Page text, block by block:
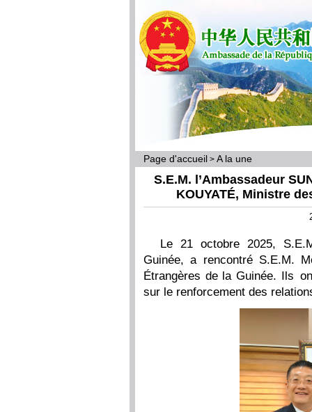
Page d'accueil > A la une
S.E.M. l’Ambassadeur
KOUYATÉ, Ministre
Le 21 octobre 2025,
Guinée, a rencontré S.E.M.
Étrangères de la Guinée. Ils
sur le renforcement des